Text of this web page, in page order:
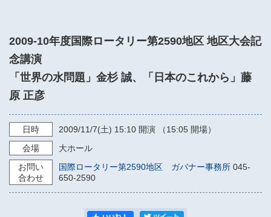
2009-10年度国際ロータリー第2590地区 地区大会記
念講演
「世界の水問題」金杉 誠、「日本のこれから」藤
原 正彦
日時 2009/11/7(土) 15:10 開演 （15:05 開場）
会場
大ホール
お問い
合わせ
国際ロータリー第2590地区 ガバナー事務所 045-
650-2590